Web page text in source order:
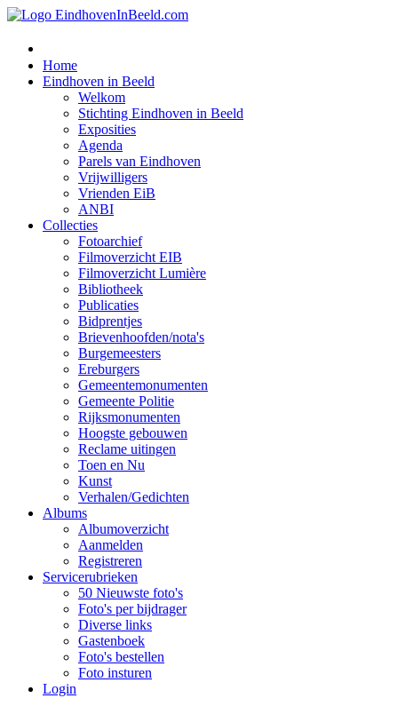
Home
Eindhoven in Beeld
Welkom
Stichting Eindhoven in Beeld
Exposities
Agenda
Parels van Eindhoven
Vrijwilligers
Vrienden EiB
ANBI
Collecties
Fotoarchief
Filmoverzicht EIB
Filmoverzicht Lumière
Bibliotheek
Publicaties
Bidprentjes
Brievenhoofden/nota's
Burgemeesters
Ereburgers
Gemeentemonumenten
Gemeente Politie
Rijksmonumenten
Hoogste gebouwen
Reclame uitingen
Toen en Nu
Kunst
Verhalen/Gedichten
Albums
Albumoverzicht
Aanmelden
Registreren
Servicerubrieken
50 Nieuwste foto's
Foto's per bijdrager
Diverse links
Gastenboek
Foto's bestellen
Foto insturen
Login